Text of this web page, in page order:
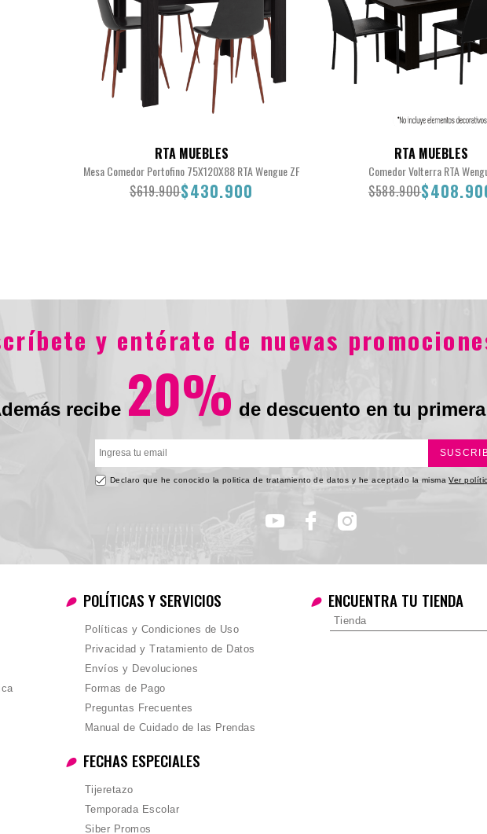
RTA MUEBLES
Mesa Comedor Portofino 75X120X88 RTA Wengue ZF
$619.900$430.900
$619.900$430.900
RTA MUEBLES
Comedor Volterra RTA
$588.900
$588.900$408.900
y entérate de nuevas
recibe 20% de descuento en tu
Declaro que he conocido la politica de tratamiento de datos y he aceptado la misma Ver
POLÍTICAS Y SERVICIOS
Políticas y Condiciones de Uso
Privacidad y Tratamiento de Datos
Envíos y Devoluciones
Formas de Pago
Preguntas Frecuentes
Manual de Cuidado de las Prendas
FECHAS ESPECIALES
Tijeretazo
Temporada Escolar
Siber Promos
ENCUENTRA TU TIENDA
Tienda